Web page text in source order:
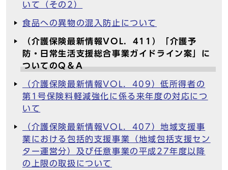
いて（その2）
食品への異物の混入防止について
（介護保険最新情報VOL．411）「介護予
防・日常生活支援総合事業ガイドライン案」に
ついてのQ＆A
（介護保険最新情報VOL．409）低所得者の
第1号保険料軽減強化に係る来年度の対応につ
いて
（介護保険最新情報VOL．407）地域支援事
業における包括的支援事業（地域包括支援セン
ター運営分）及び任意事業の平成27年度以降
の上限の取扱について